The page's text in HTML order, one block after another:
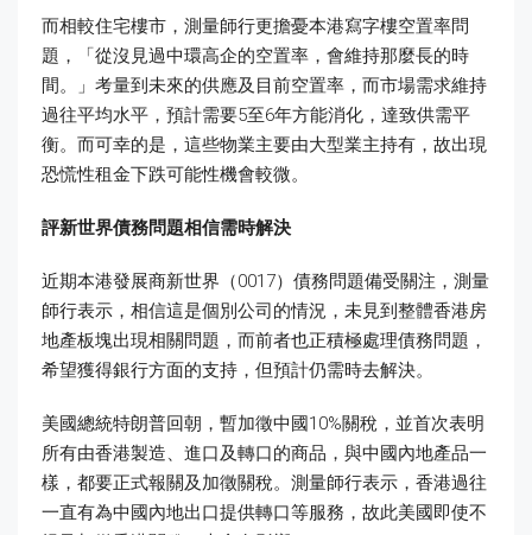
而相較住宅樓市，測量師行更擔憂本港寫字樓空置率問
題，「從沒見過中環高企的空置率，會維持那麼長的時
間。」考量到未來的供應及目前空置率，而市場需求維持
過往平均水平，預計需要5至6年方能消化，達致供需平
衡。而可幸的是，這些物業主要由大型業主持有，故出現
恐慌性租金下跌可能性機會較微。
評新世界債務問題相信需時解決
近期本港發展商新世界（0017）債務問題備受關注，測量
師行表示，相信這是個別公司的情況，未見到整體香港房
地產板塊出現相關問題，而前者也正積極處理債務問題，
希望獲得銀行方面的支持，但預計仍需時去解決。
美國總統特朗普回朝，暫加徵中國10%關稅，並首次表明
所有由香港製造、進口及轉口的商品，與中國內地產品一
樣，都要正式報關及加徵關稅。測量師行表示，香港過往
一直有為中國內地出口提供轉口等服務，故此美國即使不